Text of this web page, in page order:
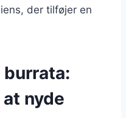
der tilføjer en
nyde